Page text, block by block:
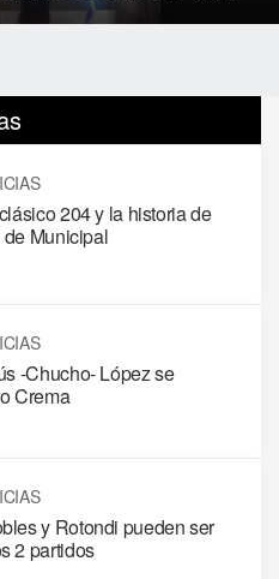
204 y la historia de
Municipal
-Chucho- López se
Crema
y Rotondi pueden ser
2 partidos